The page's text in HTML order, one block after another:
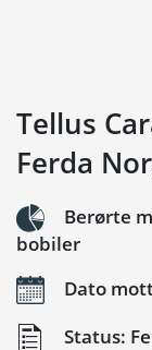
Tellus
Ferda
Berørte
bobiler
Dato
Status: